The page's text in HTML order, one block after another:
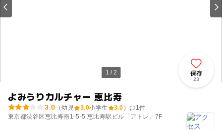
1 / 2
よみうりカルチャー 恵比寿
3.0 （幼児 3.0小学生 3.0 ） 1件
東京都渋谷区恵比寿南1-5-5 恵比寿駅ビル「アトレ」7F
保存
23